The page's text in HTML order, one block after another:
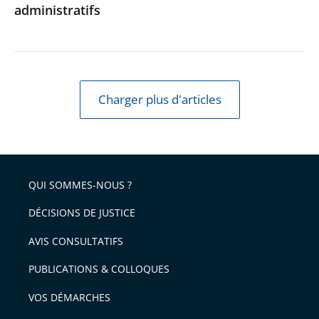
administratifs
Charger plus d'articles
QUI SOMMES-NOUS ?
DÉCISIONS DE JUSTICE
AVIS CONSULTATIFS
PUBLICATIONS & COLLOQUES
VOS DÉMARCHES